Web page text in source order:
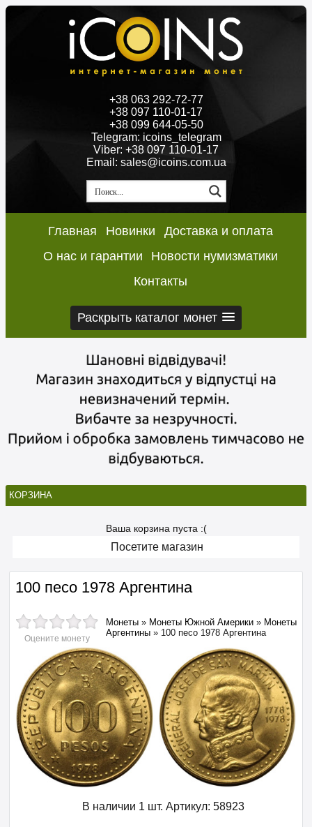
+38 063 292-72-77
+38 097 110-01-17
+38 099 644-05-50
Telegram: icoins_telegram
Viber: +38 097 110-01-17
Email: sales@icoins.com.ua
Главная Новинки
Доставка и оплата
О нас и гарантии
Новости нумизматики
Контакты
Раскрыть каталог монет
КОРЗИНА
Ваша корзина пуста :(
Посетите магазин
100 песо 1978 Аргентина
Оцените монету
Монеты » Монеты Южной Америки » Монеты
Аргентины » 100 песо 1978 Аргентина
В наличии 1 шт. Артикул: 58923